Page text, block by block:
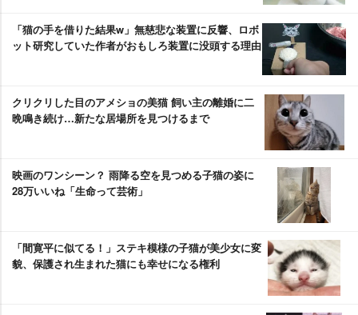
「猫の手を借りた結果w」無慈悲な装置に反響、ロボ
ット研究していた作者がおもしろ装置に没頭する理由
クリクリした目のアメショの美猫 飼い主の離婚に二
晩鳴き続け…新たな居場所を見つけるまで
映画のワンシーン？ 雨降る空を見つめる子猫の姿に
28万いいね「生命って芸術」
「間寛平に似てる！」ステキ模様の子猫が美少女に変
貌、保護され生まれた猫にも幸せになる権利